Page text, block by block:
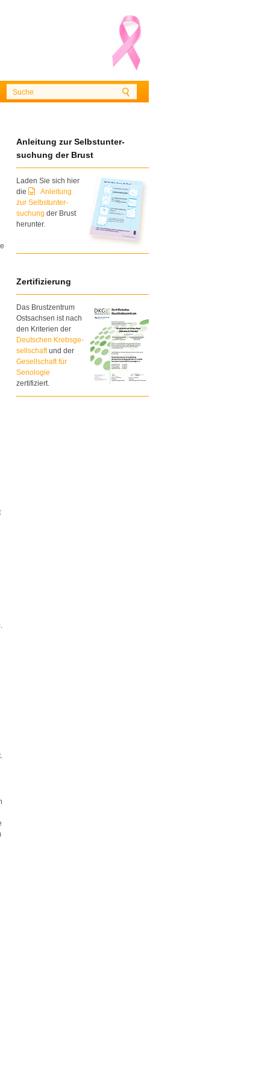
Anleitung zur Selbstunter-
suchung der Brust
Laden Sie sich hier
die
Anleitung
zur Selbstunter-
suchung der Brust
herunter.
Zertifizierung
Das Brustzentrum
Ostsachsen ist nach
den Kriterien der
Deutschen Krebsge-
sellschaftund der
Gesellschaft für
Senologie
zertifiziert.